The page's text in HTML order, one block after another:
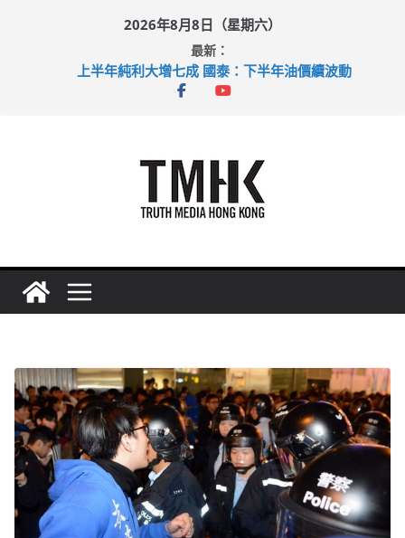
2026年8月8日（星期六）
最新：
上半年純利大增七成 國泰：下半年油價續波動
拜仁熱身賽挫維拉 啟德主場館奪錦標